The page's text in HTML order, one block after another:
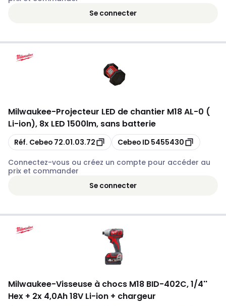
Se connecter
Milwaukee-Projecteur LED de chantier M18 AL-0 (
Li-ion), 8x LED 1500lm, sans batterie
Copier
Réf. Cebeo 72.01.03.72 Copier
Cebeo ID 5455430
Connectez-vous ou créez un compte pour accéder au
prix et commander
Se connecter
Milwaukee-Visseuse à chocs M18 BID-402C, 1/4''
Hex + 2x 4,0Ah 18V Li-ion + chargeur